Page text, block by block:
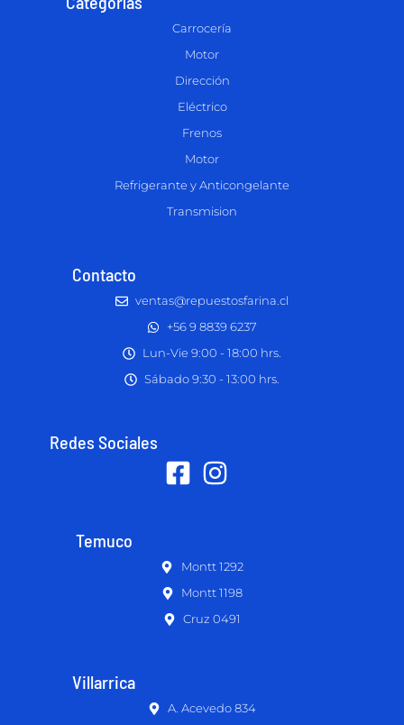
Carrocería
Motor
Dirección
Eléctrico
Frenos
Motor
Refrigerante y Anticongelante
Transmision
Contacto
ventas@repuestosfarina.cl
+56 9 8839 6237
Lun-Vie 9:00 - 18:00 hrs.
Sábado 9:30 - 13:00 hrs.
Redes Sociales
Temuco
Montt 1292
Montt 1198
Cruz 0491
Villarrica
A. Acevedo 834